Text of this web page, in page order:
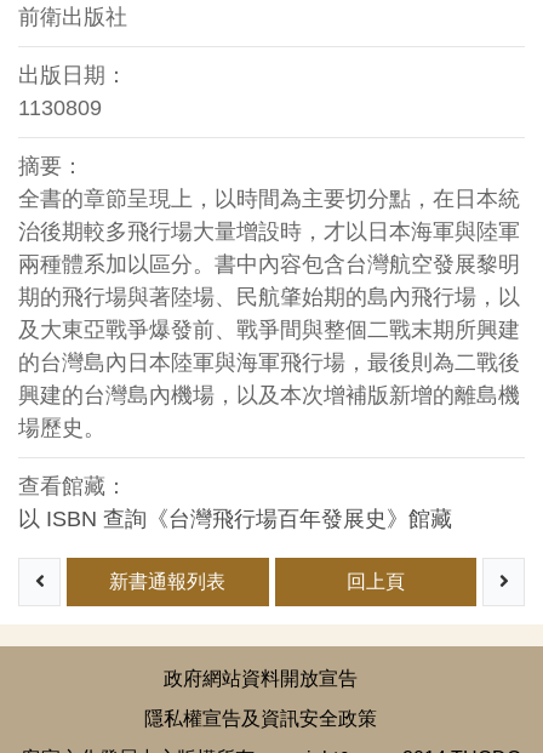
前衛出版社
出版日期：
1130809
摘要：
全書的章節呈現上，以時間為主要切分點，在日本統
治後期較多飛行場大量增設時，才以日本海軍與陸軍
兩種體系加以區分。書中內容包含台灣航空發展黎明
期的飛行場與著陸場、民航肇始期的島內飛行場，以
及大東亞戰爭爆發前、戰爭間與整個二戰末期所興建
的台灣島內日本陸軍與海軍飛行場，最後則為二戰後
興建的台灣島內機場，以及本次增補版新增的離島機
場歷史。
查看館藏：
以 ISBN 查詢《台灣飛行場百年發展史》館藏
新書通報列表 回上頁
政府網站資料開放宣告
隱私權宣告及資訊安全政策